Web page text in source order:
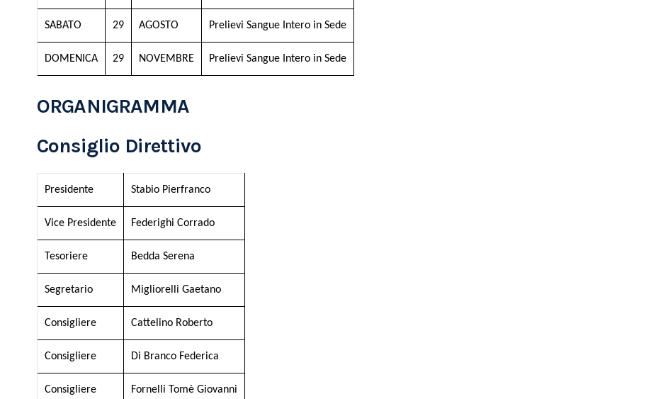
SABATO 29 AGOSTO Prelievi Sangue Intero in Sede
DOMENICA 29 NOVEMBRE Prelievi Sangue Intero in Sede
ORGANIGRAMMA
Consiglio Direttivo
Presidente Stabio Pierfranco
Vice Presidente Federighi Corrado
Tesoriere Bedda Serena
Segretario Migliorelli Gaetano
Consigliere Cattelino Roberto
Consigliere Di Branco Federica
Consigliere Fornelli Tomè Giovanni